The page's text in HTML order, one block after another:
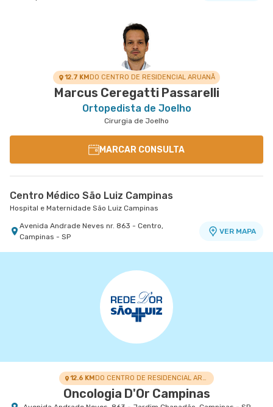
12.7 KMDO CENTRO DE RESIDENCIAL ARUANÃ
Marcus Ceregatti Passarelli
Ortopedista de Joelho
Cirurgia de Joelho
MARCAR CONSULTA
Centro Médico São Luiz Campinas
Hospital e Maternidade São Luiz Campinas
Avenida Andrade Neves nr. 863 - Centro,
Campinas - SP
VER MAPA
12.6 KM DO CENTRO DE RESIDENCIAL ARUANÃ
Oncologia D'Or Campinas